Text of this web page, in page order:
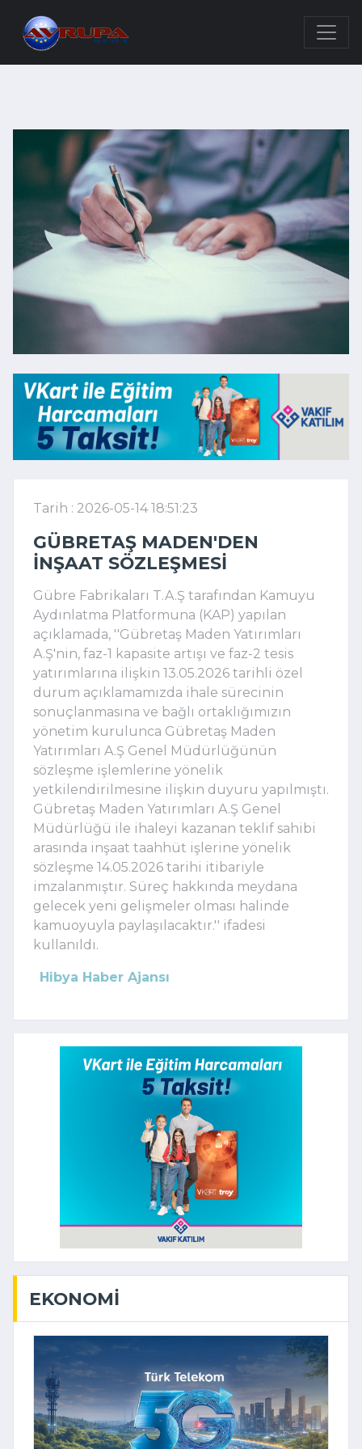
Tarih : 2026-05-14 18:51:23
GÜBRETAŞ MADEN'DEN
INŞAAT SÖZLEŞMESI
Gübre Fabrikaları T.A.Ş tarafından Kamuyu
Aydınlatma Platformuna (KAP) yapılan
açıklamada, ''Gübretaş Maden Yatırımları
A.Ş'nin, faz-1 kapasite artışı ve faz-2 tesis
yatırımlarına ilişkin 13.05.2026 tarihli özel
durum açıklamamızda ihale sürecinin
sonuçlanmasına ve bağlı ortaklığımızın
yönetim kurulunca Gübretaş Maden
Yatırımları A.Ş Genel Müdürlüğünün
sözleşme işlemlerine yönelik
yetkilendirilmesine ilişkin duyuru yapılmıştı.
Gübretaş Maden Yatırımları A.Ş Genel
Müdürlüğü ile ihaleyi kazanan teklif sahibi
arasında inşaat taahhüt işlerine yönelik
sözleşme 14.05.2026 tarihi itibariyle
imzalanmıştır. Süreç hakkında meydana
gelecek yeni gelişmeler olması halinde
kamuoyuyla paylaşılacaktır.'' ifadesi
kullanıldı.
Hibya Haber Ajansı
EKONOMI